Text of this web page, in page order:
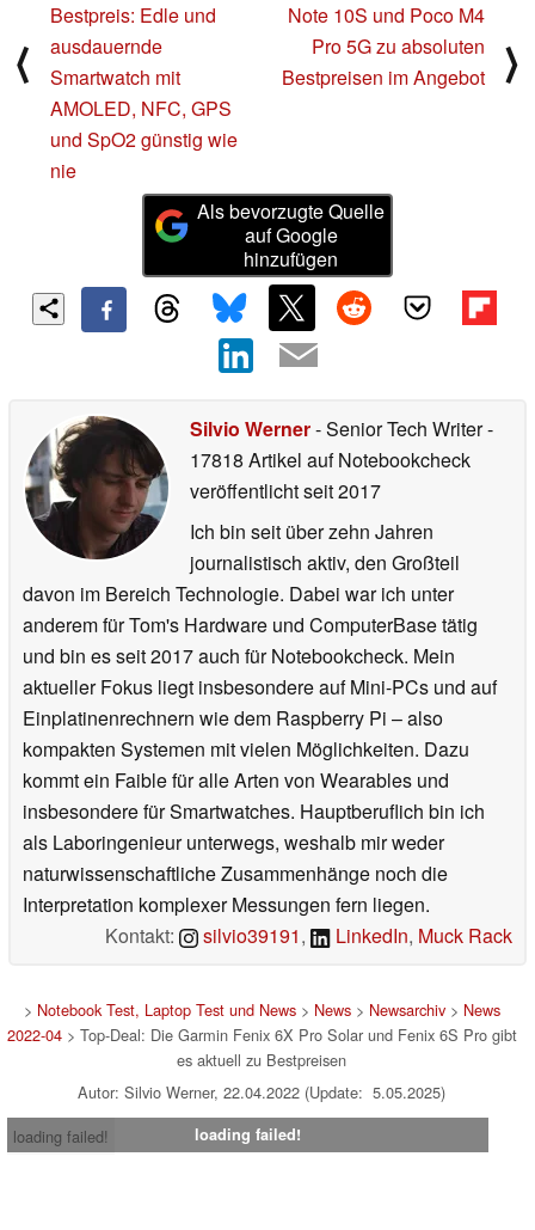
⟨
Bestpreis: Edle und
ausdauernde
Smartwatch mit
AMOLED, NFC, GPS
und SpO2 günstig wie
nie
Note 10S und Poco M4
Pro 5G zu absoluten
Bestpreisen im Angebot
⟩
Als bevorzugte Quelle
auf Google
hinzufügen
Silvio Werner- Senior Tech Writer-
17818 Artikel auf Notebookcheck
veröffentlichtseit 2017
Ich bin seit über zehn Jahren
journalistisch aktiv, den Großteil
davon im Bereich Technologie. Dabei war ich unter
anderem für Tom's Hardware und ComputerBase tätig
und bin es seit 2017 auch für Notebookcheck. Mein
aktueller Fokus liegt insbesondere auf Mini-PCs und auf
Einplatinenrechnern wie dem Raspberry Pi – also
kompakten Systemen mit vielen Möglichkeiten. Dazu
kommt ein Faible für alle Arten von Wearables und
insbesondere für Smartwatches. Hauptberuflich bin ich
als Laboringenieur unterwegs, weshalb mir weder
naturwissenschaftliche Zusammenhänge noch die
Interpretation komplexer Messungen fern liegen.
Kontakt:
silvio39191, LinkedIn, Muck Rack
> Notebook Test, Laptop Test und News> News> Newsarchiv> News
2022-04> Top-Deal: Die Garmin Fenix 6X Pro Solar und Fenix 6S Pro gibt
es aktuell zu Bestpreisen
Autor: Silvio Werner, 22.04.2022 (Update: 5.05.2025)
loading failed!
loading failed!